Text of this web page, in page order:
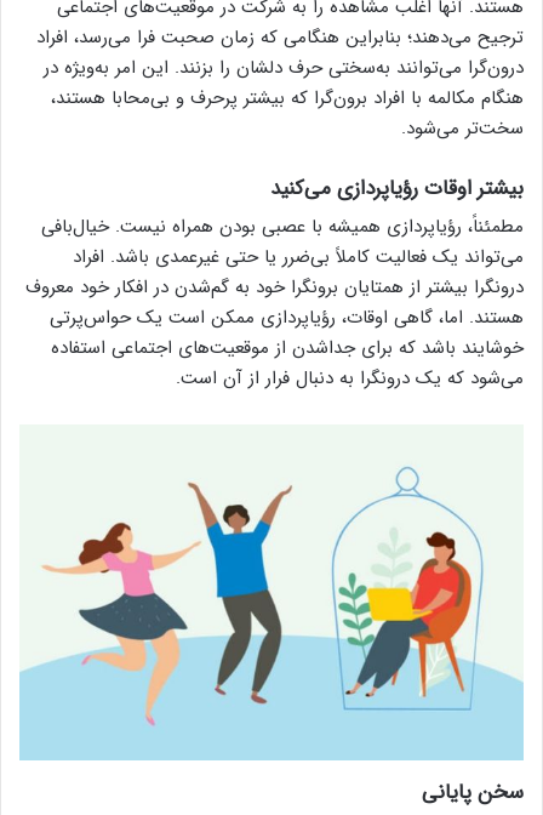
هستند. آنها اغلب مشاهده را به شرکت در موقعیت‌های اجتماعی
ترجیح می‌دهند؛ بنابراین هنگامی که زمان صحبت فرا می‌رسد، افراد
درون‌گرا می‌توانند به‌سختی حرف دلشان را بزنند. این امر به‌ویژه در
هنگام مکالمه با افراد برون‌گرا که بیشتر پرحرف و بی‌محابا هستند،
سخت‌تر می‌شود.
بیشتر اوقات رؤیاپردازی می‌کنید
مطمئناً، رؤیاپردازی همیشه با عصبی بودن همراه نیست. خیال‌بافی
می‌تواند یک فعالیت کاملاً بی‌ضرر یا حتی غیرعمدی باشد. افراد
درونگرا بیشتر از همتایان برونگرا خود به گم‌شدن در افکار خود معروف
هستند. اما، گاهی اوقات، رؤیاپردازی ممکن است یک حواس‌پرتی
خوشایند باشد که برای جداشدن از موقعیت‌های اجتماعی استفاده
می‌شود که یک درونگرا به دنبال فرار از آن است.
سخن پایانی